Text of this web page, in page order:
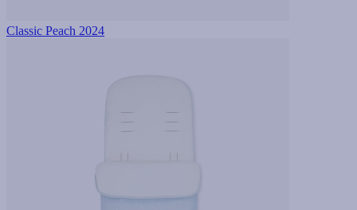
Classic Peach 2024